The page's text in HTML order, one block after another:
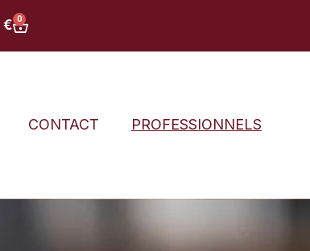
€ 0
CONTACT PROFESSIONNELS